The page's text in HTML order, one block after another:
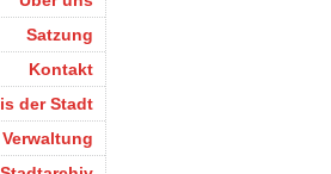
Satzung
Kontakt
der Stadt